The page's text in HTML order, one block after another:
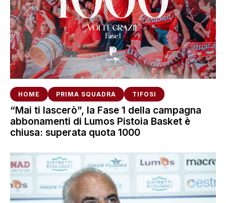
HOME PRIMA SQUADRA TIFOSI
“Mai ti lascerò”, la Fase 1 della campagna
abbonamenti di Lumos Pistoia Basket è
chiusa: superata quota 1000